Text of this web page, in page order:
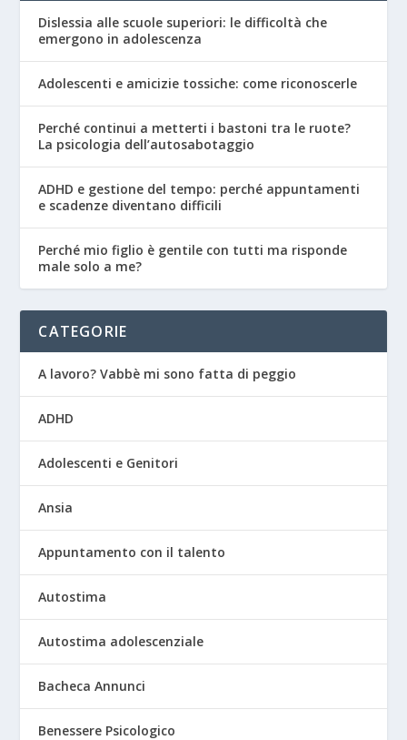
Dislessia alle scuole superiori: le difficoltà che
emergono in adolescenza
Adolescenti e amicizie tossiche: come riconoscerle
Perché continui a metterti i bastoni tra le ruote?
La psicologia dell’autosabotaggio
ADHD e gestione del tempo: perché appuntamenti
e scadenze diventano difficili
Perché mio figlio è gentile con tutti ma risponde
male solo a me?
CATEGORIE
A lavoro? Vabbè mi sono fatta di peggio
ADHD
Adolescenti e Genitori
Ansia
Appuntamento con il talento
Autostima
Autostima adolescenziale
Bacheca Annunci
Benessere Psicologico